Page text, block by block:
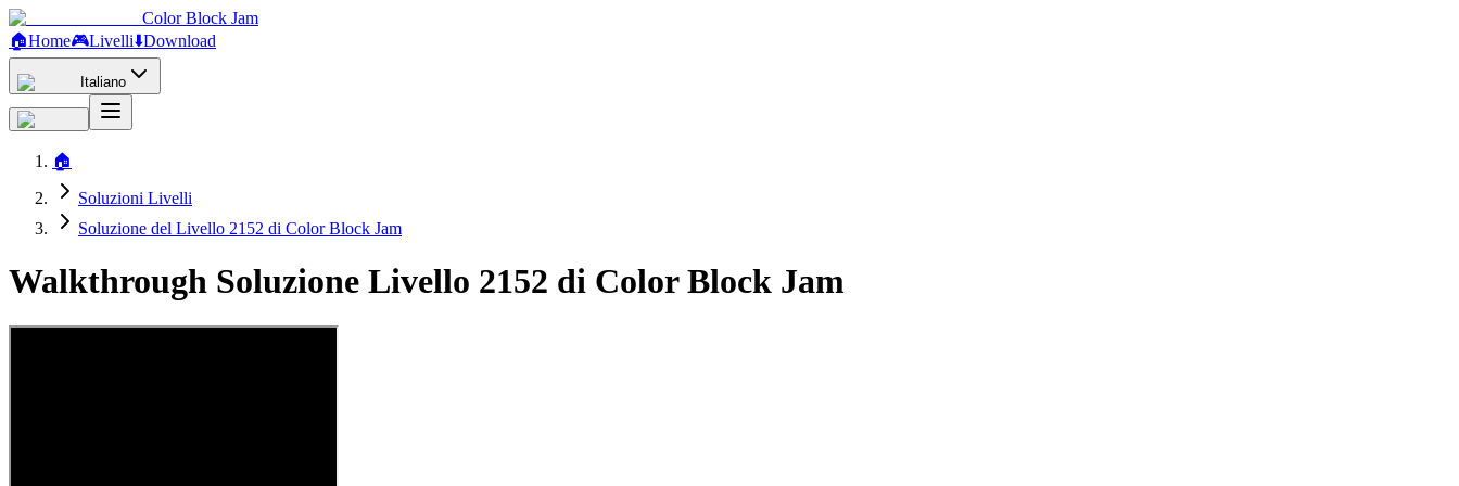
Color Block Jam
🏠Home🎮Livelli⬇️Download
Italiano
🏠
Soluzioni Livelli
Soluzione del Livello 2152 di Color Block Jam
Walkthrough Soluzione Livello 2152 di Color Block Jam